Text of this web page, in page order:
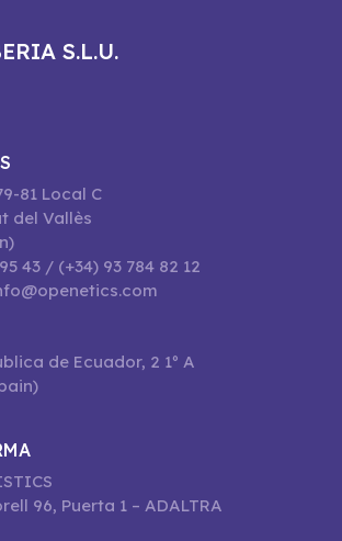
S.L.U.
81 Local C
del Vallès
43 / (+34) 93 784 82 12
de Ecuador, 2 1º A
96, Puerta 1 – ADALTRA